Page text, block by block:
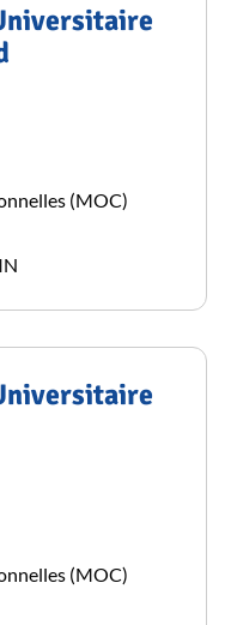
(MOC)
(MOC)